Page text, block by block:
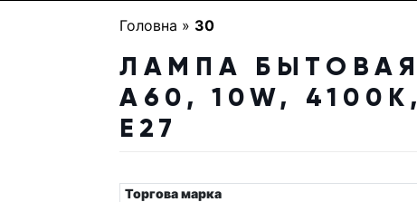
Головна » 30
ЛАМПА БЫТОВАЯ
A60, 10W,
E27
Торгова марка